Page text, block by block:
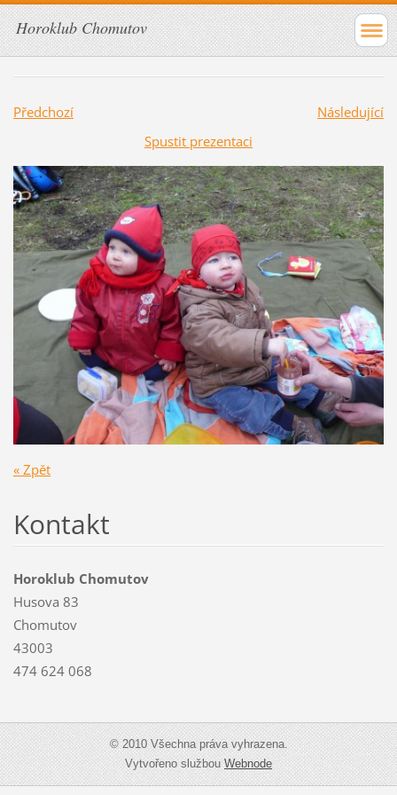
Horoklub Chomutov
Předchozí
Následující
Spustit prezentaci
« Zpět
Kontakt
Horoklub Chomutov
Husova 83
Chomutov
43003
474 624 068
© 2010 Všechna práva vyhrazena.
Vytvořeno službouWebnode